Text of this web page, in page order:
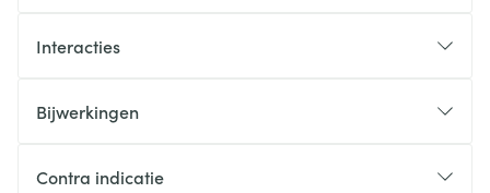
Interacties
Bijwerkingen
Contra indicatie